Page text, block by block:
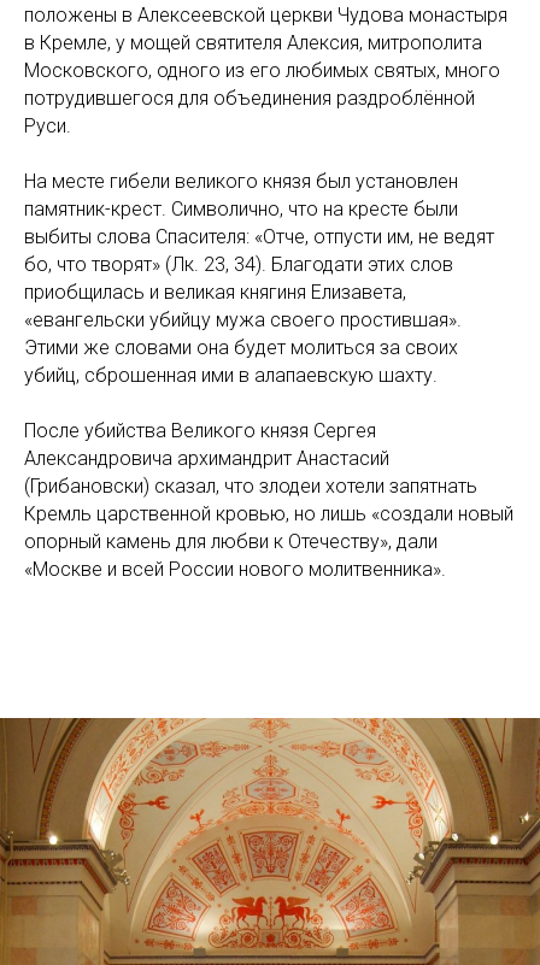
положены в Алексеевской церкви Чудова монастыря
в Кремле, у мощей святителя Алексия, митрополита
Московского, одного из его любимых святых, много
потрудившегося для объединения раздроблённой
Руси.
На месте гибели великого князя был установлен
памятник-крест. Символично, что на кресте были
выбиты слова Спасителя: «Отче, отпусти им, не ведят
бо, что творят» (Лк. 23, 34). Благодати этих слов
приобщилась и великая княгиня Елизавета,
«евангельски убийцу мужа своего простившая».
Этими же словами она будет молиться за своих
убийц, сброшенная ими в алапаевскую шахту.
После убийства Великого князя Сергея
Александровича архимандрит Анастасий
(Грибановски) сказал, что злодеи хотели запятнать
Кремль царственной кровью, но лишь «создали новый
опорный камень для любви к Отечеству», дали
«Москве и всей России нового молитвенника».